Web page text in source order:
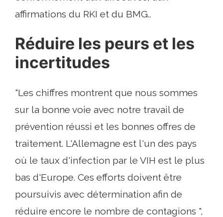
affirmations du RKI et du BMG..
Réduire les peurs et les
incertitudes
"Les chiffres montrent que nous sommes
sur la bonne voie avec notre travail de
prévention réussi et les bonnes offres de
traitement. L'Allemagne est l'un des pays
où le taux d'infection par le VIH est le plus
bas d'Europe. Ces efforts doivent être
poursuivis avec détermination afin de
réduire encore le nombre de contagions ",